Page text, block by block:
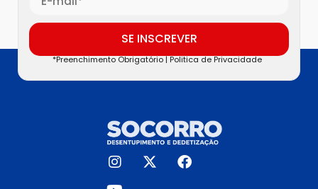
SE INSCREVER
*Preenchimento Obrigatório |Politica de Privacidade